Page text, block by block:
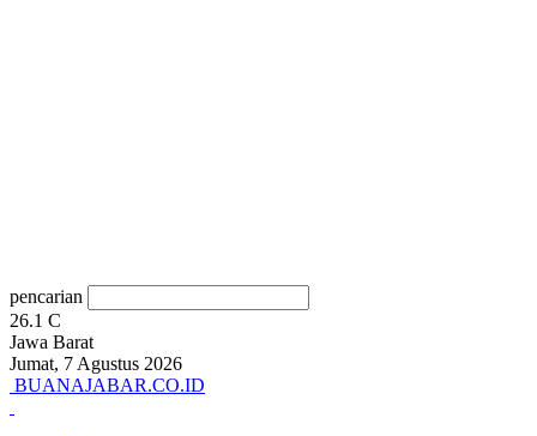
pencarian
26.1 C
Jawa Barat
Jumat, 7 Agustus 2026
BUANAJABAR.CO.ID